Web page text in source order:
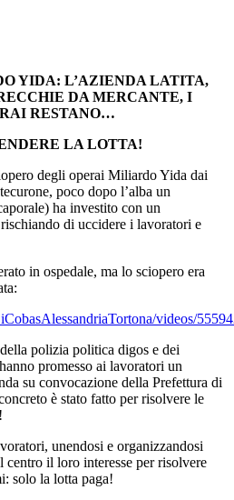
YIDA: L’AZIENDA LATITA,
DA MERCANTE, I
RESTANO…
LA LOTTA!
degli operai Miliardo Yida dai
poco dopo l’alba un
ha investito con un
di uccidere i lavoratori e
in ospedale, ma lo sciopero era
videos/
polizia politica digos e dei
promesso ai lavoratori un
su convocazione della Prefettura di
è stato fatto per risolvere le
unendosi e organizzandosi
centro il loro interesse per risolvere
solo la lotta paga!